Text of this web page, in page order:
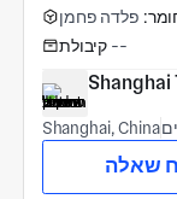
פלדה פחמן
קיבולת --
Shanghai
Shanghai, China
שאלה